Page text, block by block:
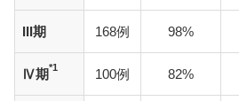
III期 168例 98%
Ⅳ期*1 100例 82%